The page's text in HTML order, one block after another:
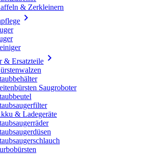
& Zerkleinern

& Ersatzteile 
Saugroboter
& Ladegeräte